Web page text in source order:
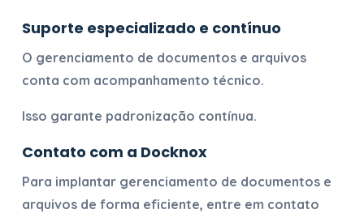
Suporte especializado e contínuo
O gerenciamento de documentos e arquivos
conta com acompanhamento técnico.
Isso garante padronização contínua.
Contato com a Docknox
Para implantar gerenciamento de documentos e
arquivosde forma eficiente, entre em contato